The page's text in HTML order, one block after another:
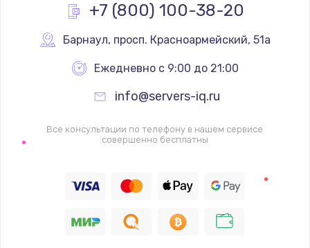
+7 (800) 100-38-20
Барнаул, просп. Красноармейский, 51а
Ежедневно с 9:00 до 21:00
info@servers-iq.ru
Все консультации по телефону в нашем сервисе
совершенно бесплатны